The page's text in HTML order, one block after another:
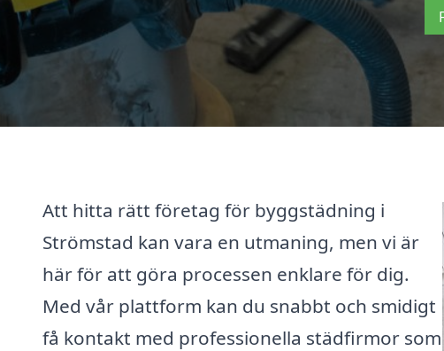
Att hitta rätt företag för byggstädning i
Strömstad kan vara en utmaning, men vi är
här för att göra processen enklare för dig.
Med vår plattform kan du snabbt och smidigt
få kontakt med professionella städfirmor som